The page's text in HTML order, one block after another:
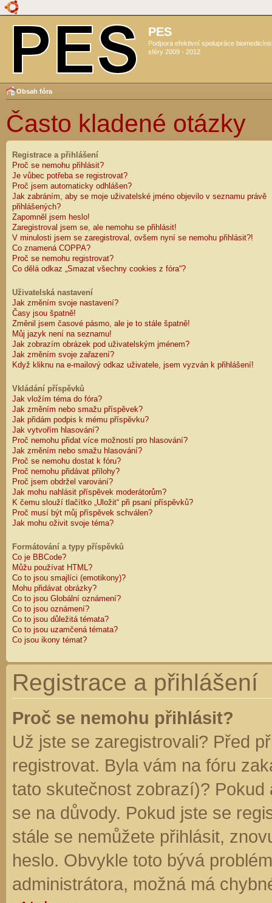
PES
Podpora efektivní spolupráce
sféry 2009 - 2012
Obsah fóra
Často kladené otázky
Registrace a přihlášení
Proč se nemohu přihlásit?
Je vůbec potřeba se registrovat?
Proč jsem automaticky odhlášen?
Jak zabráním, aby se moje uživatelské jméno objevilo v seznamu právě
přihlášených?
Zapomněl jsem heslo!
Zaregistroval jsem se, ale nemohu se přihlásit!
V minulosti jsem se zaregistroval, ovšem nyní se nemohu přihlásit?!
Co znamená COPPA?
Proč se nemohu registrovat?
Co dělá odkaz „Smazat všechny cookies z fóra“?
Uživatelská nastavení
Jak změním svoje nastavení?
Časy jsou špatně!
Změnil jsem časové pásmo, ale je to stále špatně!
Můj jazyk není na seznamu!
Jak zobrazím obrázek pod uživatelským jménem?
Jak změním svoje zařazení?
Když kliknu na e-mailový odkaz uživatele, jsem vyzván k přihlášení!
Vkládání příspěvků
Jak vložím téma do fóra?
Jak změním nebo smažu příspěvek?
Jak přidám podpis k mému příspěvku?
Jak vytvořím hlasování?
Proč nemohu přidat více možností pro hlasování?
Jak změním nebo smažu hlasování?
Proč se nemohu dostat k fóru?
Proč nemohu přidávat přílohy?
Proč jsem obdržel varování?
Jak mohu nahlásit příspěvek moderátorům?
K čemu slouží tlačítko „Uložit“ při psaní příspěvků?
Proč musí být můj příspěvek schválen?
Jak mohu oživit svoje téma?
Formátování a typy příspěvků
Co je BBCode?
Můžu používat HTML?
Co to jsou smajlíci (emotikony)?
Mohu přidávat obrázky?
Co to jsou Globální oznámení?
Co to jsou oznámení?
Co to jsou důležitá témata?
Co to jsou uzamčená témata?
Co jsou ikony témat?
Registrace a přihlášení
Proč se nemohu přihlásit?
Už jste se zaregistrovali? Před
registrovat. Byla vám na fóru
tato skutečnost zobrazí)?
se na důvody. Pokud jste se
stále se nemůžete přihlásit,
heslo. Obvykle toto bývá
administrátora, možná má